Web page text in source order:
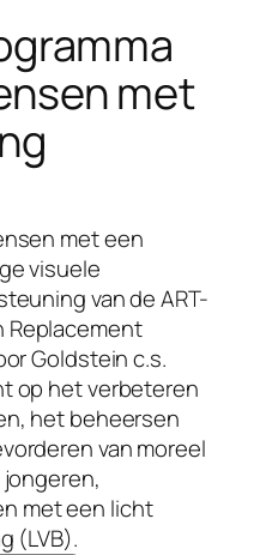
met
met een
visuele
van de ART-
Replacement
Goldstein c.s.
op het verbeteren
het beheersen
van moreel
met een licht
(LVB).